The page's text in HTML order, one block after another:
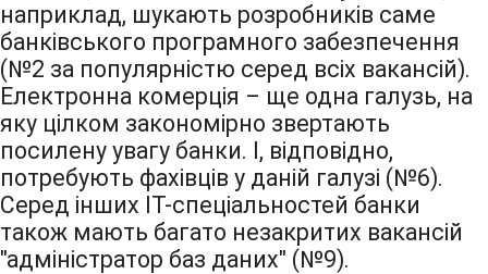
наприклад, шукають розробників саме
банківського програмного забезпечення
(№2 за популярністю серед всіх вакансій).
Електронна комерція – ще одна галузь, на
яку цілком закономірно звертають
посилену увагу банки. І, відповідно,
потребують фахівців у даній галузі (№6).
Серед інших IT-спеціальностей банки
також мають багато незакритих вакансій
"адміністратор баз даних" (№9).